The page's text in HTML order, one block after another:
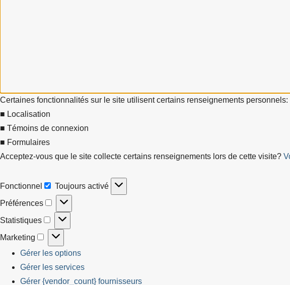
Certaines fonctionnalités sur le site utilisent certains renseignements personnels:
■ Localisation
■ Témoins de connexion
■ Formulaires
Acceptez-vous que le site collecte certains renseignements lors de cette visite?
Fonctionnel
Fonctionnel
Toujours activé
Préférences
Préférences
Statistiques
Statistiques
Marketing
Marketing
Gérer les options
Gérer les services
Gérer {vendor_count} fournisseurs